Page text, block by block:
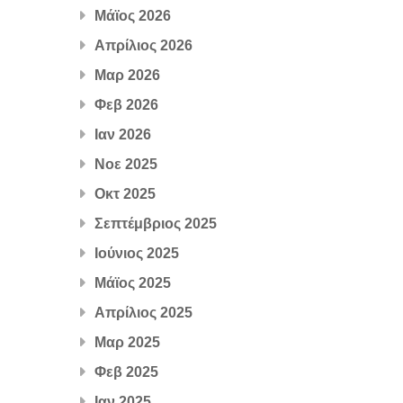
Μάϊος 2026
Απρίλιος 2026
Μαρ 2026
Φεβ 2026
Ιαν 2026
Νοε 2025
Οκτ 2025
Σεπτέμβριος 2025
Ιούνιος 2025
Μάϊος 2025
Απρίλιος 2025
Μαρ 2025
Φεβ 2025